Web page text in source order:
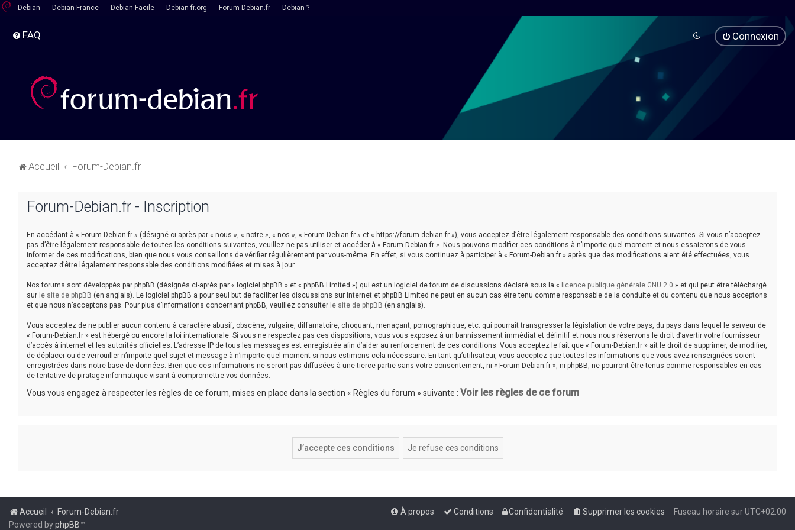
Debian Debian-France Debian-Facile Debian-fr.org Forum-Debian.fr Debian ?
FAQ Connexion
Accueil Forum-Debian.fr
Forum-Debian.fr - Inscription
En accédant à « Forum-Debian.fr » (désigné ci-après par « nous », « notre », « nos », « Forum-Debian.fr » et « https://forum-debian.fr »), vous acceptez d’être légalement responsable des conditions suivantes. Si vous n’acceptez
pas d’être légalement responsable de toutes les conditions suivantes, veuillez ne pas utiliser et accéder à « Forum-Debian.fr ». Nous pouvons modifier ces conditions à n’importe quel moment et nous essaierons de vous
informer de ces modifications, bien que nous vous conseillons de vérifier régulièrement par vous-même. En effet, si vous continuez à participer à « Forum-Debian.fr » après que des modifications aient été effectuées, vous
acceptez d’être légalement responsable des conditions modifiées et mises à jour.
Nos forums sont développés par phpBB (désignés ci-après par « logiciel phpBB » et « phpBB Limited ») qui est un logiciel de forum de discussions déclaré sous la « licence publique générale GNU 2.0 » et qui peut être téléchargé
sur le site de phpBB (en anglais). Le logiciel phpBB a pour seul but de faciliter les discussions sur internet et phpBB Limited ne peut en aucun cas être tenu comme responsable de la conduite et du contenu que nous acceptons
et que nous n’acceptons pas. Pour plus d’informations concernant phpBB, veuillez consulter le site de phpBB (en anglais).
Vous acceptez de ne publier aucun contenu à caractère abusif, obscène, vulgaire, diffamatoire, choquant, menaçant, pornographique, etc. qui pourrait transgresser la législation de votre pays, du pays dans lequel le serveur de
« Forum-Debian.fr » est hébergé ou encore la loi internationale. Si vous ne respectez pas ces dispositions, vous vous exposez à un bannissement immédiat et définitif et nous nous réservons le droit d’avertir votre fournisseur
d’accès à internet et les autorités officielles. L’adresse IP de tous les messages est enregistrée afin d’aider au renforcement de ces conditions. Vous acceptez le fait que « Forum-Debian.fr » ait le droit de supprimer, de modifier,
de déplacer ou de verrouiller n’importe quel sujet et message à n’importe quel moment si nous estimons cela nécessaire. En tant qu’utilisateur, vous acceptez que toutes les informations que vous avez renseignées soient
enregistrées dans notre base de données. Bien que ces informations ne seront pas diffusées à une tierce partie sans votre consentement, ni « Forum-Debian.fr », ni phpBB, ne pourront être tenus comme responsables en cas
de tentative de piratage informatique visant à compromettre vos données.
Vous vous engagez à respecter les règles de ce forum, mises en place dans la section « Règles du forum » suivante : Voir les règles de ce forum
Accueil Forum-Debian.fr Fuseau horaire surUTC+02:00
Supprimer les cookies
Confidentialité
Conditions
À propos
Powered byphpBB™